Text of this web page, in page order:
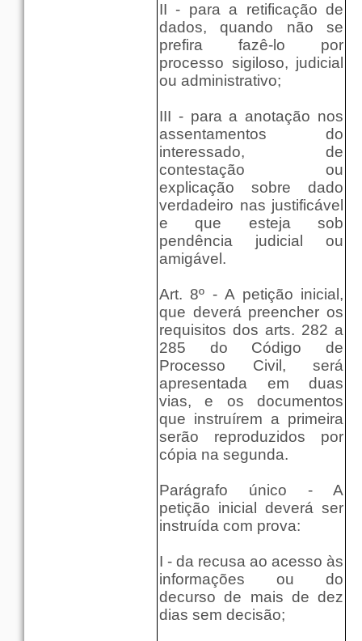
II - para a retificação de
dados, quando não se
prefira fazê-lo por
processo sigiloso, judicial
ou administrativo;
III - para a anotação nos
assentamentos do
interessado, de
contestação ou
explicação sobre dado
verdadeiro nas justificável
e que esteja sob
pendência judicial ou
amigável.
Art. 8º - A petição inicial,
que deverá preencher os
requisitos dos arts. 282 a
285 do Código de
Processo Civil, será
apresentada em duas
vias, e os documentos
que instruírem a primeira
serão reproduzidos por
cópia na segunda.
Parágrafo único - A
petição inicial deverá ser
instruída com prova:
I - da recusa ao acesso às
informações ou do
decurso de mais de dez
dias sem decisão;